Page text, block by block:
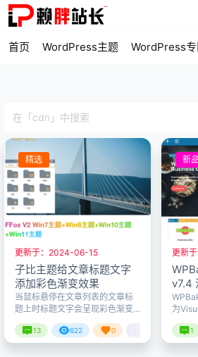
首页 WordPress主题 WordPress专
更新于：2024-06-15
精选
子比主题给文章标题文字
添加彩色渐变效果
当鼠标悬停在文章列表的文章标
题上时标题文字会呈现彩色渐变
效果，给网站标题加点彩色，这
是一个非常不错的一个美化样
式，可以给自己的网站标题加点
13 622 0 zibll主题美化
赖胖子
更新
新品
v7.4
器
为
的拖
以快
1